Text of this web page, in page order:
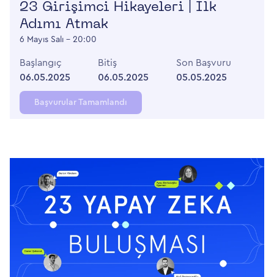
23 Girişimci Hikayeleri | İlk
Adımı Atmak
6 Mayıs Salı - 20:00
Başlangıç
06.05.2025
Bitiş
06.05.2025
Son Başvuru
05.05.2025
Başvurular Tamamlandı